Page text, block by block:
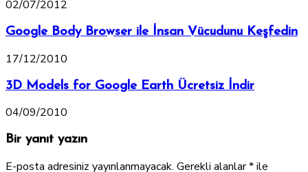
02/07/2012
Google Body Browser ile İnsan Vücudunu Keşfedin
17/12/2010
3D Models for Google Earth Ücretsiz İndir
04/09/2010
Bir yanıt yazın
E-posta adresiniz yayınlanmayacak. Gerekli alanlar*ile